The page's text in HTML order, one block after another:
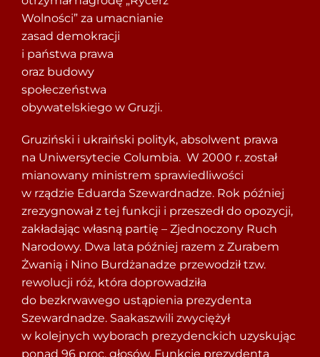
Wolności” za umacnianie
zasad demokracji
i państwa prawa
oraz budowy
społeczeństwa
obywatelskiego w Gruzji.
Gruziński i ukraiński polityk, absolwent prawa
na Uniwersytecie Columbia. W 2000 r. został
mianowany ministrem sprawiedliwości
w rządzie Eduarda Szewardnadze. Rok później
zrezygnował z tej funkcji i przeszedł do opozycji,
zakładając własną partię – Zjednoczony Ruch
Narodowy. Dwa lata później razem z Zurabem
Żwanią i Nino Burdżanadze przewodził tzw.
rewolucji róż, która doprowadziła
do bezkrwawego ustąpienia prezydenta
Szewardnadze. Saakaszwili zwyciężył
w kolejnych wyborach prezydenckich uzyskując
ponad 96 proc. głosów. Funkcję prezydenta